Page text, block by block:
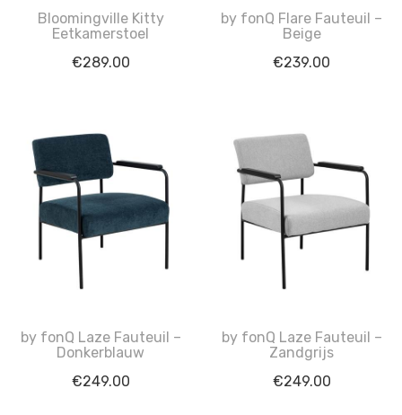
Bloomingville Kitty
Eetkamerstoel
€289.00
by fonQ Flare Fauteuil –
Beige
€239.00
by fonQ Laze Fauteuil –
Donkerblauw
€249.00
by fonQ Laze Fauteuil –
Zandgrijs
€249.00